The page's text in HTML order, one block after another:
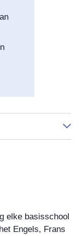
elke basisschool
Engels, Frans